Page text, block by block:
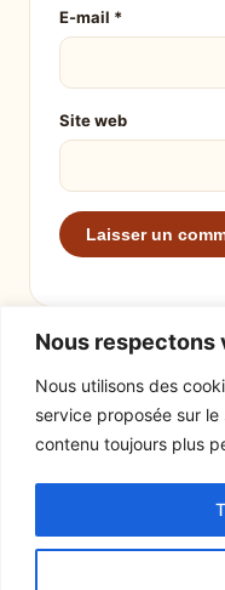
Nous respectons
Nous utilisons des
service proposée sur
contenu toujours plus
E-mail *
Site web